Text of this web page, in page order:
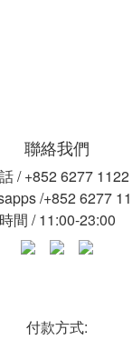
聯絡我們
/ +852 6277 1122
/+852 6277
時間 / 11:00-23:00
付款方式: